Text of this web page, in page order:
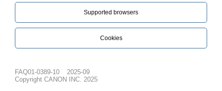
Supported browsers
Cookies
FAQ01-0389-10
2025-09
Copyright CANON INC. 2025